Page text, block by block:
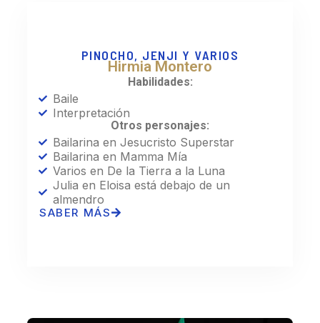
PINOCHO, JENJI Y VARIOS
Hirmia Montero
Habilidades:
Baile
Interpretación
Otros personajes:
Bailarina en Jesucristo Superstar
Bailarina en Mamma Mía
Varios en De la Tierra a la Luna
Julia en Eloisa está debajo de un
almendro
SABER MÁS